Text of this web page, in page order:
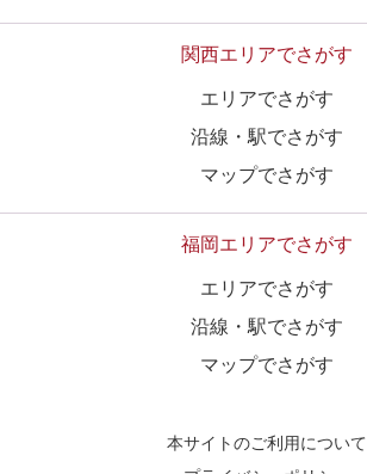
関西エリアでさがす
エリアでさがす
沿線・駅でさがす
マップでさがす
福岡エリアでさがす
エリアでさがす
沿線・駅でさがす
マップでさがす
本サイトのご利用について